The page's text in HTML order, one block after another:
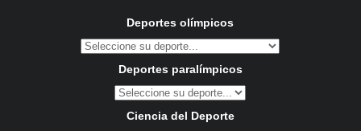
Deportes olímpicos
Deportes paralímpicos
Ciencia del Deporte